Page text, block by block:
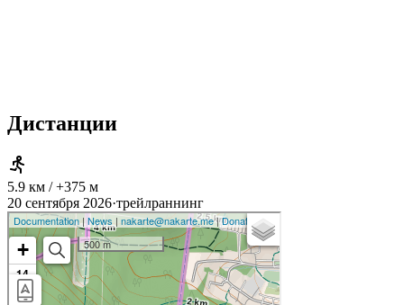
Дистанции
5.9 км / +375 м
20 сентября 2026·трейлраннинг